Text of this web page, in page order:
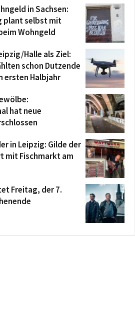
in Sachsen:
plant selbst mit
Wohngeld
Halle als Ziel:
schon Dutzende
ersten Halbjahr
hat neue
in Leipzig: Gilde der
mit Fischmarkt am
Freitag, der 7.